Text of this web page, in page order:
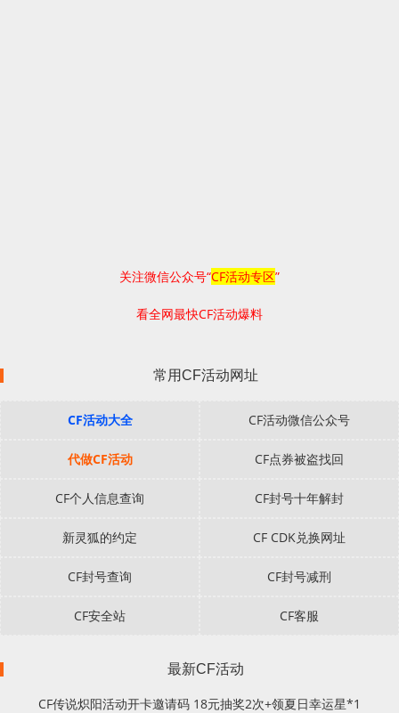
关注微信公众号“CF活动专区”
看全网最快CF活动爆料
常用CF活动网址
CF活动大全 CF活动微信公众号
代做CF活动 CF点券被盗找回
CF个人信息查询 CF封号十年解封
新灵狐的约定 CF CDK兑换网址
CF封号查询 CF封号减刑
CF安全站 CF客服
最新CF活动
CF传说炽阳活动开卡邀请码 18元抽奖2次+领夏日幸运星*1